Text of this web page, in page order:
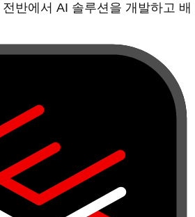
반에서 AI 솔루션을 개발하고 배